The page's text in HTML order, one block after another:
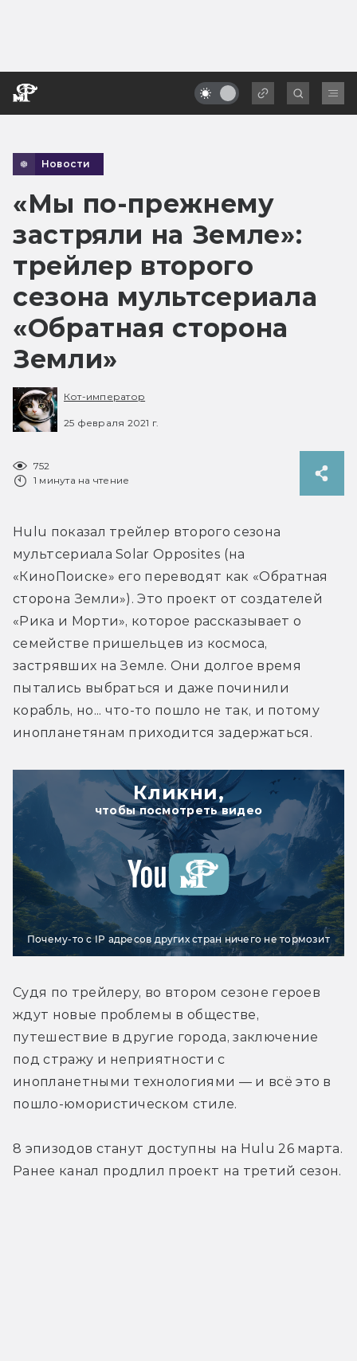
Новости
«Мы по-прежнему
застряли на Земле»:
трейлер второго
сезона мультсериала
«Обратная сторона
Земли»
Кот-император
25 февраля 2021 г.
752
1 минута на чтение
Hulu показал трейлер второго сезона
мультсериала Solar Opposites (на
«КиноПоиске» его переводят как «Обратная
сторона Земли»). Это проект от создателей
«Рика и Морти», которое рассказывает о
семействе пришельцев из космоса,
застрявших на Земле. Они долгое время
пытались выбраться и даже починили
корабль, но... что-то пошло не так, и потому
инопланетянам приходится задержаться.
Кликни,
чтобы посмотреть видео
Почему-то с IP адресов других стран ничего не тормозит
Судя по трейлеру, во втором сезоне героев
ждут новые проблемы в обществе,
путешествие в другие города, заключение
под стражу и неприятности с
инопланетными технологиями — и всё это в
пошло-юмористическом стиле.
8 эпизодов станут доступны на Hulu 26 марта.
Ранее канал продлил проект на третий сезон.